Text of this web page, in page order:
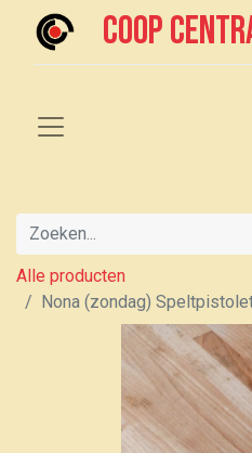
Coop
Alle producten
Nona (zondag)